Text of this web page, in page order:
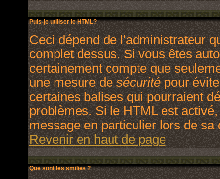
Puis-je utiliser le HTML?
Ceci dépend de l'administrateur
complet dessus. Si vous êtes
certainement compte que
une mesure desécuritépour
certaines balises qui pourraient
problèmes. Si le HTML est
message en particulier lors de sa
Revenir en haut de page
Que sont les smilies ?